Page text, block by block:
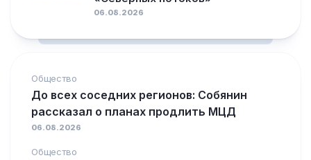
06.08.2026
Общество
До всех соседних регионов: Собянин
рассказал о планах продлить МЦД
06.08.2026
Общество